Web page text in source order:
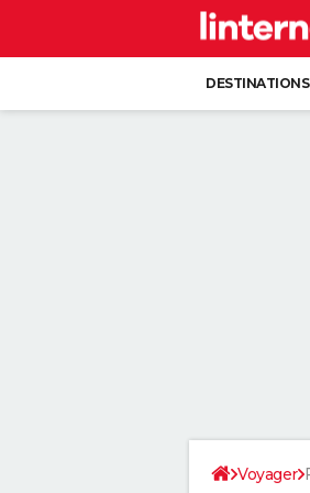
DESTINATIONS
Voyager